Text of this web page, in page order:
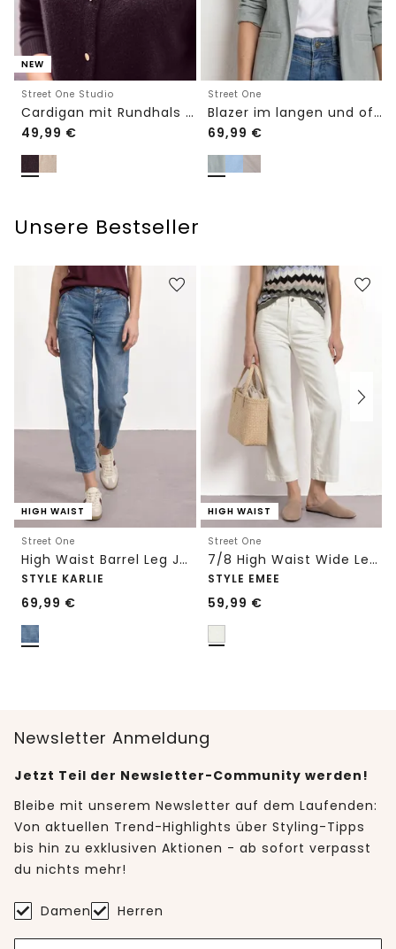
NEW
Street One Studio
Cardigan mit Rundhals und Knöpfen
49,99 €
Street One
Blazer im langen und offenen Schnitt
69,99 €
Unsere Bestseller
HIGH WAIST
Street One
High Waist Barrel Leg Jeans im Loose Fit
STYLE KARLIE
69,99 €
HIGH WAIST
Street One
7/8 High Waist Wide Leg Jeans im Loose Fit
STYLE EMEE
59,99 €
Newsletter Anmeldung
Jetzt Teil der Newsletter-Community werden!
Bleibe mit unserem Newsletter auf dem Laufenden:
Von aktuellen Trend-Highlights über Styling-Tipps
bis hin zu exklusiven Aktionen - ab sofort verpasst
du nichts mehr!
Damen Herren